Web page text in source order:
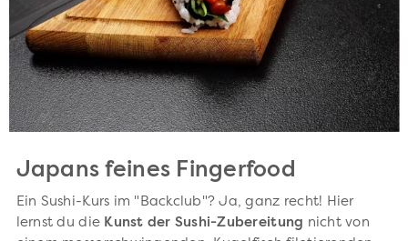
Japans feines Fingerfood
Ein Sushi-Kurs im "Backclub"? Ja, ganz recht! Hier
lernst du die Kunst der Sushi-Zubereitung nicht von